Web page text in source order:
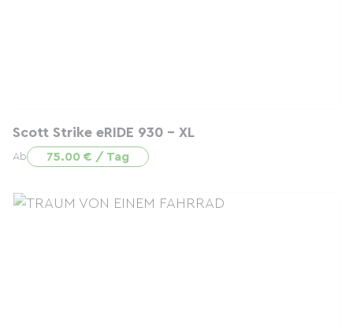
Scott Strike eRIDE 930 - XL
Ab 75.00 € / Tag